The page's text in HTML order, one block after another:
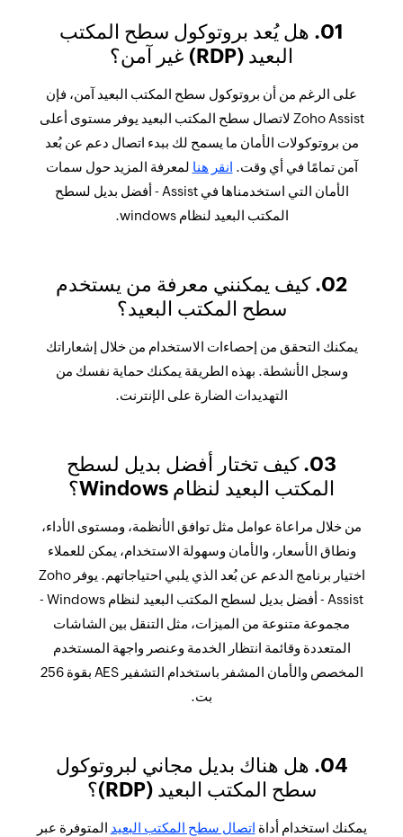
01. هل يُعد بروتوكول سطح المكتب
البعيد (RDP) غير آمن؟
على الرغم من أن بروتوكول سطح المكتب البعيد آمن، فإن
Zoho Assist لاتصال سطح المكتب البعيد يوفر مستوى أعلى
من بروتوكولات الأمان ما يسمح لك ببدء اتصال دعم عن بُعد
آمن تمامًا في أي وقت. انقر هنا لمعرفة المزيد حول سمات
الأمان التي استخدمناها في Assist - أفضل بديل لسطح
المكتب البعيد لنظام windows.
02. كيف يمكنني معرفة من يستخدم
سطح المكتب البعيد؟
يمكنك التحقق من إحصاءات الاستخدام من خلال إشعاراتك
وسجل الأنشطة. بهذه الطريقة يمكنك حماية نفسك من
التهديدات الضارة على الإنترنت.
03. كيف تختار أفضل بديل لسطح
المكتب البعيد لنظام Windows؟
من خلال مراعاة عوامل مثل توافق الأنظمة، ومستوى الأداء،
ونطاق الأسعار، والأمان وسهولة الاستخدام، يمكن للعملاء
اختيار برنامج الدعم عن بُعد الذي يلبي احتياجاتهم. يوفر Zoho
Assist - أفضل بديل لسطح المكتب البعيد لنظام Windows -
مجموعة متنوعة من الميزات، مثل التنقل بين الشاشات
المتعددة وقائمة انتظار الخدمة وعنصر واجهة المستخدم
المخصص والأمان المشفر باستخدام التشفير AES بقوة 256
بت.
04. هل هناك بديل مجاني لبروتوكول
سطح المكتب البعيد (RDP)؟
يمكنك استخدام أداة اتصال سطح المكتب البعيد المتوفرة عبر